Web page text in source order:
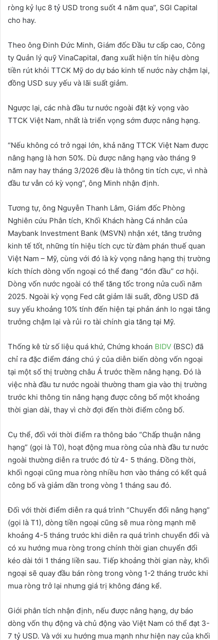
ròng kỷ lục 8 tỷ USD trong suốt 4 năm qua”, SGI Capital
cho hay.
Theo ông Đinh Đức Minh, Giám đốc Đầu tư cấp cao, Công
ty Quản lý quỹ VinaCapital, đang xuất hiện tín hiệu dòng
tiền rút khỏi TTCK Mỹ do dự báo kinh tế nước này chậm lại,
đồng USD suy yếu và lãi suất giảm.
Ngược lại, các nhà đầu tư nước ngoài đặt kỳ vọng vào
TTCK Việt Nam, nhất là triển vọng sớm được nâng hạng.
“Nếu không có trở ngại lớn, khả năng TTCK Việt Nam được
nâng hạng là hơn 50%. Dù được nâng hạng vào tháng 9
năm nay hay tháng 3/2026 đều là thông tin tích cực, vì nhà
đầu tư vẫn có kỳ vọng”, ông Minh nhận định.
Tương tự, ông Nguyễn Thanh Lâm, Giám đốc Phòng
Nghiên cứu Phân tích, Khối Khách hàng Cá nhân của
Maybank Investment Bank (MSVN) nhận xét, tăng trưởng
kinh tế tốt, những tín hiệu tích cực từ đàm phán thuế quan
Việt Nam – Mỹ, cùng với đó là kỳ vọng nâng hạng thị trường
kích thích dòng vốn ngoại có thể đang “đón đầu” cơ hội.
Dòng vốn nước ngoài có thể tăng tốc trong nửa cuối năm
2025. Ngoài kỳ vọng Fed cắt giảm lãi suất, đồng USD đã
suy yếu khoảng 10% tính đến hiện tại phản ánh lo ngại tăng
trưởng chậm lại và rủi ro tài chính gia tăng tại Mỹ.
Thống kê từ số liệu quá khứ, Chứng khoán BIDV (BSC) đã
chỉ ra đặc điểm đáng chú ý của diễn biến dòng vốn ngoại
tại một số thị trường châu Á trước thềm nâng hạng. Đó là
việc nhà đầu tư nước ngoài thường tham gia vào thị trường
trước khi thông tin nâng hạng được công bố một khoảng
thời gian dài, thay vì chờ đợi đến thời điểm công bố.
Cụ thể, đối với thời điểm ra thông báo “Chấp thuận nâng
hạng” (gọi là T0), hoạt động mua ròng của nhà đầu tư nước
ngoài thường diễn ra trước đó từ 4- 5 tháng. Đồng thời,
khối ngoại cũng mua ròng nhiều hơn vào tháng có kết quả
công bố và giảm dần trong vòng 1 tháng sau đó.
Đối với thời điểm diễn ra quá trình “Chuyển đổi nâng hạng”
(gọi là T1), dòng tiền ngoại cũng sẽ mua ròng mạnh mẽ
khoảng 4-5 tháng trước khi diễn ra quá trình chuyển đổi và
có xu hướng mua ròng trong chính thời gian chuyển đổi
kéo dài tới 1 tháng liền sau. Tiếp khoảng thời gian này, khối
ngoại sẽ quay đầu bán ròng trong vòng 1-2 tháng trước khi
mua ròng trở lại nhưng giá trị không đáng kể.
Giới phân tích nhận định, nếu được nâng hạng, dự báo
dòng vốn thụ động và chủ động vào Việt Nam có thể đạt 3-
7 tỷ USD. Và với xu hướng mua mạnh như hiện nay của khối